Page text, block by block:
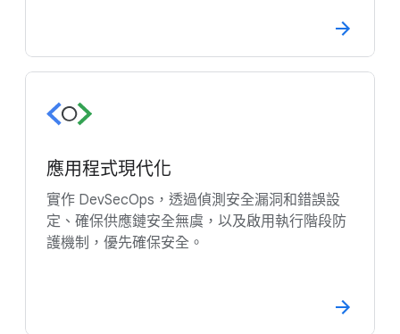
應用程式現代化
實作 DevSecOps，透過偵測安全漏洞和錯誤設
定、確保供應鏈安全無虞，以及啟用執行階段防
護機制，優先確保安全。